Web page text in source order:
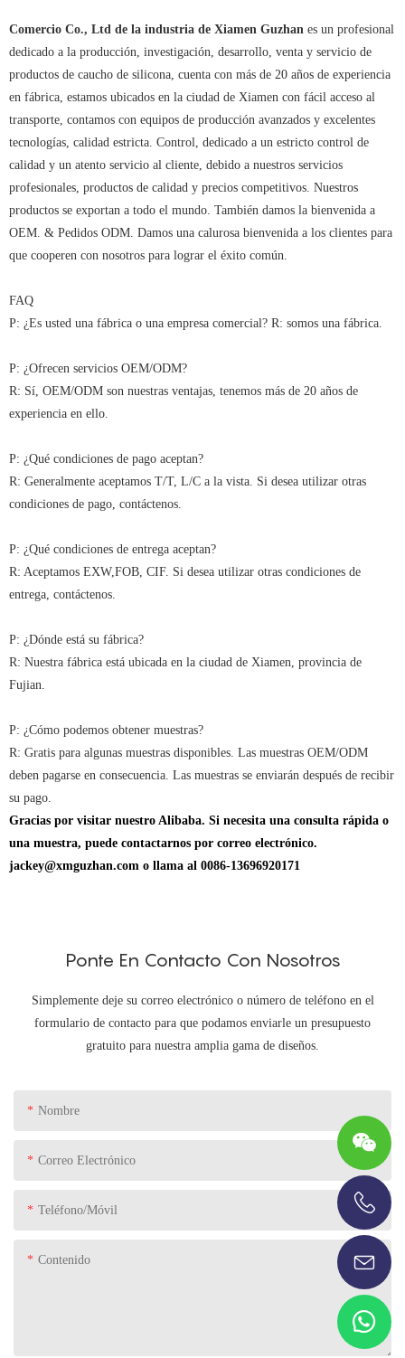
Comercio Co., Ltd de la industria de Xiamen Guzhan es un profesional
dedicado a la producción, investigación, desarrollo, venta y servicio de
productos de caucho de silicona, cuenta con más de 20 años de experiencia
en fábrica, estamos ubicados en la ciudad de Xiamen con fácil acceso al
transporte, contamos con equipos de producción avanzados y excelentes
tecnologías, calidad estricta. Control, dedicado a un estricto control de
calidad y un atento servicio al cliente, debido a nuestros servicios
profesionales, productos de calidad y precios competitivos. Nuestros
productos se exportan a todo el mundo. También damos la bienvenida a
OEM. & Pedidos ODM. Damos una calurosa bienvenida a los clientes para
que cooperen con nosotros para lograr el éxito común.
FAQ
P: ¿Es usted una fábrica o una empresa comercial? R: somos una fábrica.
P: ¿Ofrecen servicios OEM/ODM?
R: Sí, OEM/ODM son nuestras ventajas, tenemos más de 20 años de
experiencia en ello.
P: ¿Qué condiciones de pago aceptan?
R: Generalmente aceptamos T/T, L/C a la vista. Si desea utilizar otras
condiciones de pago, contáctenos.
P: ¿Qué condiciones de entrega aceptan?
R: Aceptamos EXW,FOB, CIF. Si desea utilizar otras condiciones de
entrega, contáctenos.
P: ¿Dónde está su fábrica?
R: Nuestra fábrica está ubicada en la ciudad de Xiamen, provincia de
Fujian.
P: ¿Cómo podemos obtener muestras?
R: Gratis para algunas muestras disponibles. Las muestras OEM/ODM
deben pagarse en consecuencia. Las muestras se enviarán después de recibir
su pago.
Gracias por visitar nuestro Alibaba. Si necesita una consulta rápida o
una muestra, puede contactarnos por correo electrónico.
jackey@xmguzhan.com o llama al 0086-13696920171
Ponte En Contacto Con Nosotros
Simplemente deje su correo electrónico o número de teléfono en el
formulario de contacto para que podamos enviarle un presupuesto
gratuito para nuestra amplia gama de diseños.
Nombre
Correo Electrónico
Teléfono/Móvil
Contenido